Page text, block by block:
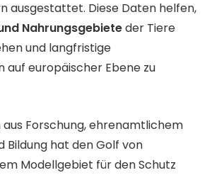
ausgestattet. Diese Daten helfen,
Nahrungsgebieteder Tiere
und langfristige
auf europäischer Ebene zu
aus Forschung, ehrenamtlichem
Bildung hat den Golf von
Modellgebiet für den Schutz